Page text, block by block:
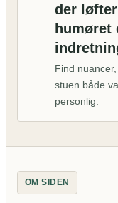
der løfter
humøret
Find
stuen både
personlig.
OM SIDEN